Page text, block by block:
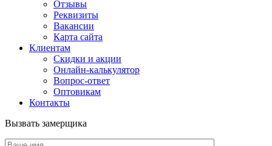
Отзывы
Реквизиты
Вакансии
Карта сайта
Клиентам
Скидки и акции
Онлайн-калькулятор
Вопрос-ответ
Оптовикам
Контакты
Вызвать замерщика